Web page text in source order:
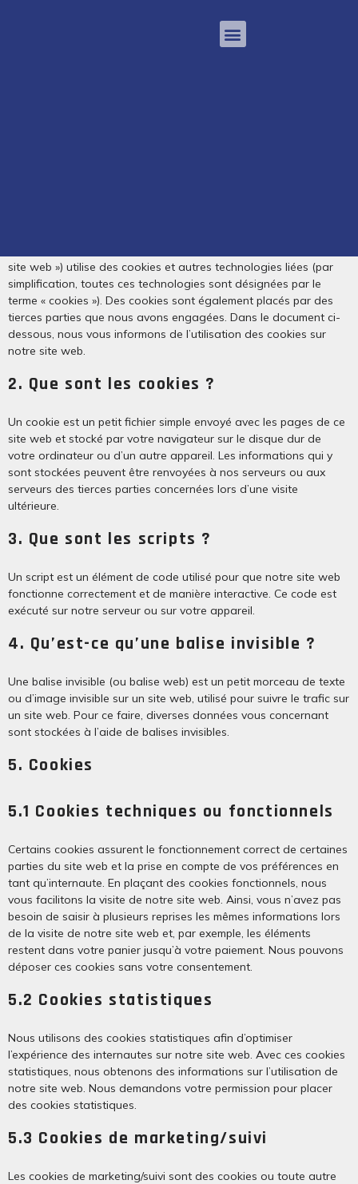
POLITIQUE DE COOKIES
site web ») utilise des cookies et autres technologies liées (par
simplification, toutes ces technologies sont désignées par le
terme « cookies »). Des cookies sont également placés par des
tierces parties que nous avons engagées. Dans le document ci-
dessous, nous vous informons de l’utilisation des cookies sur
notre site web.
2. Que sont les cookies ?
Un cookie est un petit fichier simple envoyé avec les pages de ce
site web et stocké par votre navigateur sur le disque dur de
votre ordinateur ou d’un autre appareil. Les informations qui y
sont stockées peuvent être renvoyées à nos serveurs ou aux
serveurs des tierces parties concernées lors d’une visite
ultérieure.
3. Que sont les scripts ?
Un script est un élément de code utilisé pour que notre site web
fonctionne correctement et de manière interactive. Ce code est
exécuté sur notre serveur ou sur votre appareil.
4. Qu’est-ce qu’une balise invisible ?
Une balise invisible (ou balise web) est un petit morceau de texte
ou d’image invisible sur un site web, utilisé pour suivre le trafic sur
un site web. Pour ce faire, diverses données vous concernant
sont stockées à l’aide de balises invisibles.
5. Cookies
5.1 Cookies techniques ou fonctionnels
Certains cookies assurent le fonctionnement correct de certaines
parties du site web et la prise en compte de vos préférences en
tant qu’internaute. En plaçant des cookies fonctionnels, nous
vous facilitons la visite de notre site web. Ainsi, vous n’avez pas
besoin de saisir à plusieurs reprises les mêmes informations lors
de la visite de notre site web et, par exemple, les éléments
restent dans votre panier jusqu’à votre paiement. Nous pouvons
déposer ces cookies sans votre consentement.
5.2 Cookies statistiques
Nous utilisons des cookies statistiques afin d’optimiser
l’expérience des internautes sur notre site web. Avec ces cookies
statistiques, nous obtenons des informations sur l’utilisation de
notre site web. Nous demandons votre permission pour placer
des cookies statistiques.
5.3 Cookies de marketing/suivi
Les cookies de marketing/suivi sont des cookies ou toute autre